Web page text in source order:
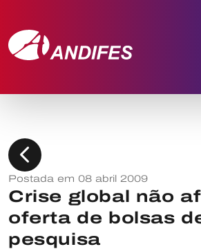
chevron_left
Postada em 08 abril 2009
Crise global não
oferta de bolsas
pesquisa